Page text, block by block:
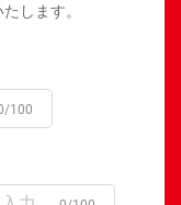
します。
100